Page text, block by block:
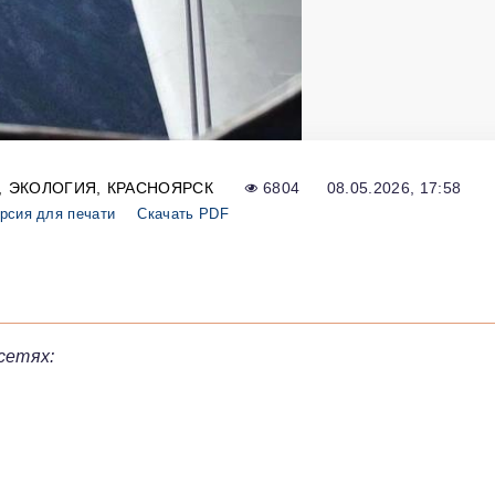
ЭКОЛОГИЯ КРАСНОЯРСК 6804 08.05.2026, 17:58
для печати Скачать PDF